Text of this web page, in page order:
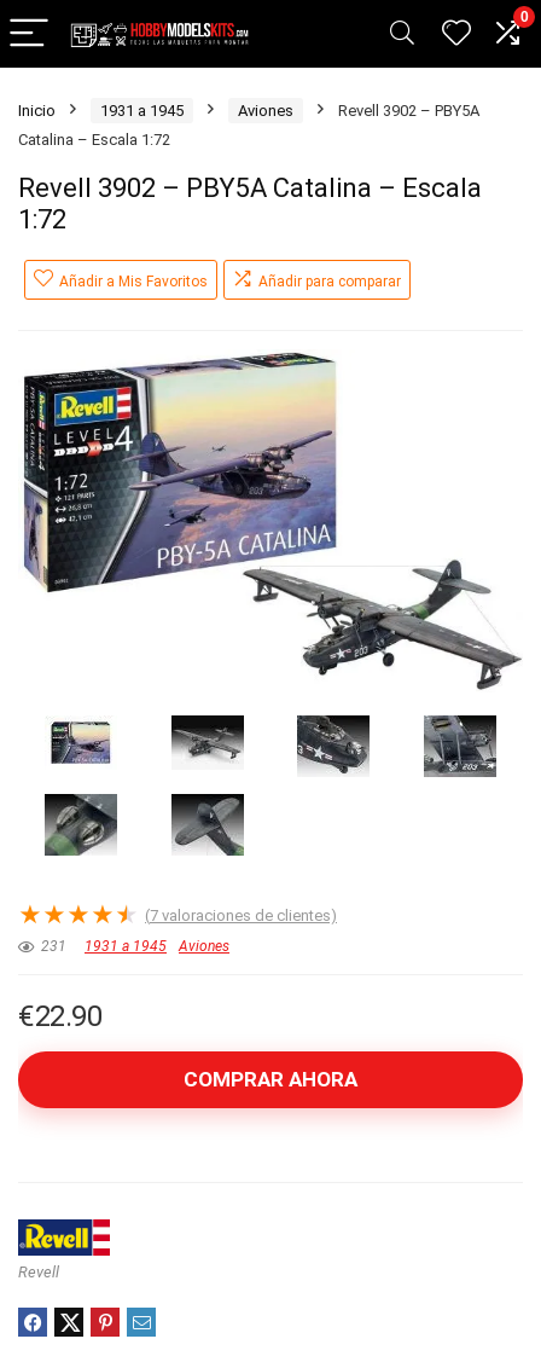
0
Inicio 1931 a 1945 Aviones
Revell 3902 – PBY5A
Catalina – Escala 1:72
Revell 3902 – PBY5A Catalina – Escala
1:72
Añadir a Mis Favoritos Añadir para comparar
★★★★★ (7 valoraciones de clientes)
231 1931 a 1945 Aviones
€22.90
COMPRAR AHORA
Revell